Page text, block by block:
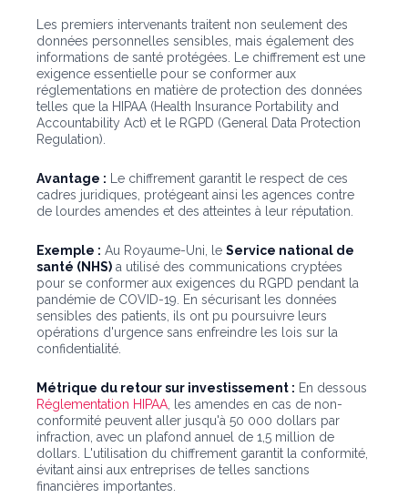
Les premiers intervenants traitent non seulement des
données personnelles sensibles, mais également des
informations de santé protégées. Le chiffrement est une
exigence essentielle pour se conformer aux
réglementations en matière de protection des données
telles que la HIPAA (Health Insurance Portability and
Accountability Act) et le RGPD (General Data Protection
Regulation).
Avantage : Le chiffrement garantit le respect de ces
cadres juridiques, protégeant ainsi les agences contre
de lourdes amendes et des atteintes à leur réputation.
Exemple : Au Royaume-Uni, le Service national de
santé (NHS) a utilisé des communications cryptées
pour se conformer aux exigences du RGPD pendant la
pandémie de COVID-19. En sécurisant les données
sensibles des patients, ils ont pu poursuivre leurs
opérations d'urgence sans enfreindre les lois sur la
confidentialité.
Métrique du retour sur investissement : En dessous
Réglementation HIPAA , les amendes en cas de non-
conformité peuvent aller jusqu'à 50 000 dollars par
infraction, avec un plafond annuel de 1,5 million de
dollars. L'utilisation du chiffrement garantit la conformité,
évitant ainsi aux entreprises de telles sanctions
financières importantes.